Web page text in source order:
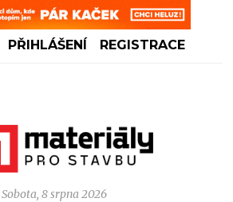
PŘIHLÁŠENÍ REGISTRACE
Sobota, 8 srpna 2026